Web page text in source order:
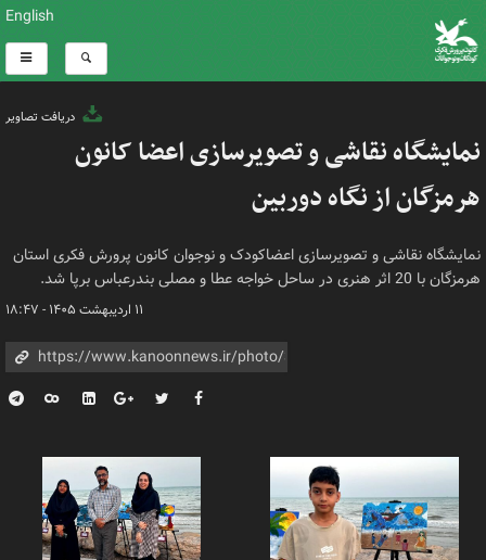
English
دریافت تصاویر
نمایشگاه نقاشی و تصویرسازی اعضا کانون
هرمزگان از نگاه دوربین
نمایشگاه نقاشی و تصویرسازی اعضاکودک و نوجوان کانون پرورش فکری استان
هرمزگان با 20 اثر هنری در ساحل خواجه عطا و مصلی بندرعباس برپا شد.
۱۱ اردیبهشت ۱۴۰۵ - ۱۸:۴۷